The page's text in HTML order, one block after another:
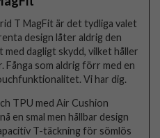
T MagFit är det tydliga valet
design låter aldrig den
med dagligt skydd, vilket håller
Fånga som aldrig förr med en
Vi har dig.
TPU med Air Cushion
en smal men hållbar design
T-täckning för sömlös